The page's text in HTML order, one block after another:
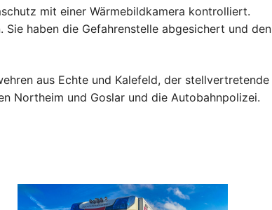
mit einer Wärmebildkamera kontrolliert.
haben die Gefahrenstelle abgesichert und den
aus Echte und Kalefeld, der stellvertretende
Northeim und Goslar und die Autobahnpolizei.